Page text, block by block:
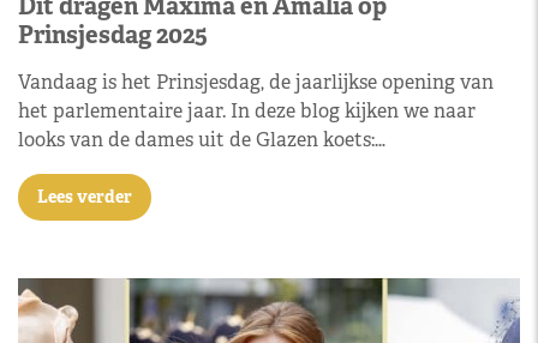
Prinsjesdag 2025
Vandaag is het Prinsjesdag, de jaarlijkse opening van
het parlementaire jaar. In deze blog kijken we naar
looks van de dames uit de Glazen koets:…
Lees verder